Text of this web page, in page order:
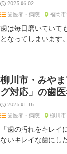
2025.06.02
歯医者・病院
福岡
歯は毎日磨いていて
となってしまいます
柳川市・みや
グ対応」の歯
2025.01.16
歯医者・病院
柳川市
「歯の汚れをキレ
ないキレイな歯にし